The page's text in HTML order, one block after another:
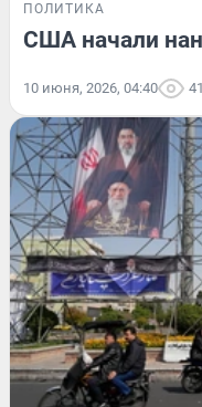
ПОЛИТИКА
США начали
10 июня, 2026, 04:40